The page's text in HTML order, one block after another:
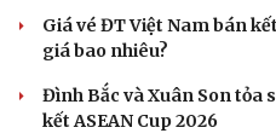
Du lịch
Săn Tour
check-in
Giá vé ĐT Việt Nam bán
giá bao nhiêu?
Đình Bắc và Xuân Son tỏa
kết ASEAN Cup 2026